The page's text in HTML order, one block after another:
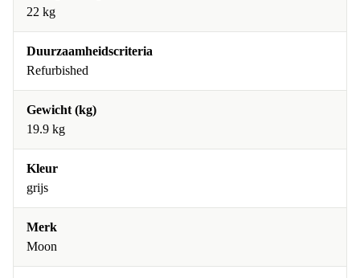
22 kg
Duurzaamheidscriteria
Refurbished
Gewicht (kg)
19.9 kg
Kleur
grijs
Merk
Moon